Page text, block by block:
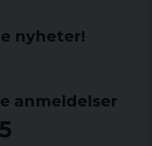
nyheter!
anmeldelser